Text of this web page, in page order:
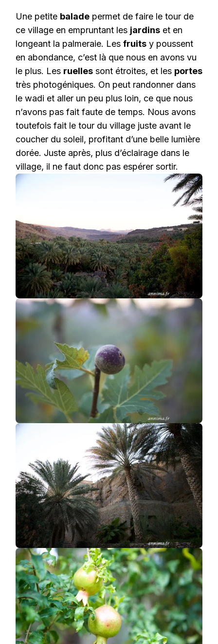
Une petite balade permet de faire le tour de
ce village en empruntant les jardins et en
longeant la palmeraie. Les fruits y poussent
en abondance, c’est là que nous en avons vu
le plus. Les ruelles sont étroites, et les portes
très photogéniques. On peut randonner dans
le wadi et aller un peu plus loin, ce que nous
n’avons pas fait faute de temps. Nous avons
toutefois fait le tour du village juste avant le
coucher du soleil, profitant d’une belle lumière
dorée. Juste après, plus d’éclairage dans le
village, il ne faut donc pas espérer sortir.